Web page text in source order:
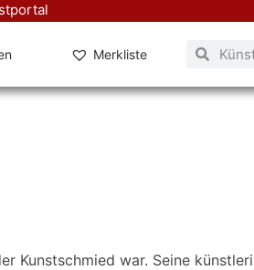
Merkliste
Kunstschmied war. Seine